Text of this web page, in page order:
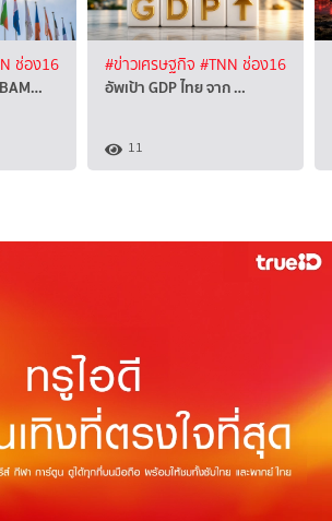
ช่อง16 #ข่าวเศรษฐกิจ #TNN ช่อง16
อัพเป้า GDP ไทย จาก …
11